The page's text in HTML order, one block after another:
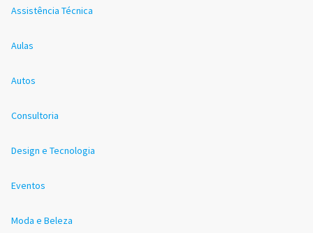
Assistência Técnica
Aulas
Autos
Consultoria
Design e Tecnologia
Eventos
Moda e Beleza